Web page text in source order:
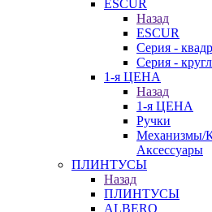
ESCUR
Назад
ESCUR
Серия -
Серия -
1-я ЦЕНА
Назад
1-я ЦЕНА
Ручки
Механизмы/
Аксессуары
ПЛИНТУСЫ
Назад
ПЛИНТУСЫ
ALBERO